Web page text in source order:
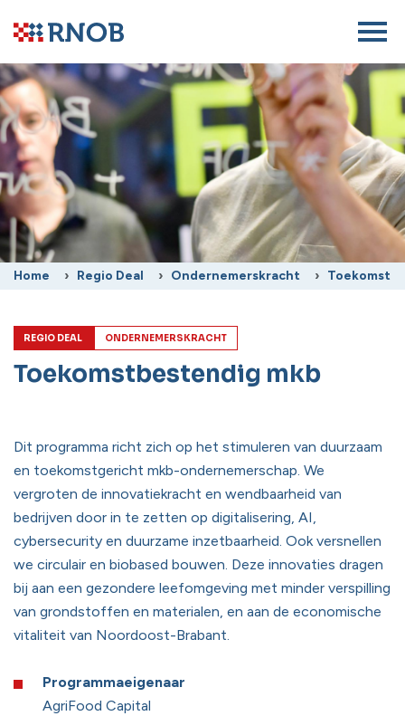
Home Regio Deal Ondernemerskracht
REGIO DEAL ONDERNEMERSKRACHT
Toekomstbestendig mkb
Dit programma richt zich op het stimuleren van duurzaam
en toekomstgericht mkb-ondernemerschap. We
vergroten de innovatiekracht en wendbaarheid van
bedrijven door in te zetten op digitalisering, AI,
cybersecurity en duurzame inzetbaarheid. Ook versnellen
we circulair en biobased bouwen. Deze innovaties dragen
bij aan een gezondere leefomgeving met minder verspilling
van grondstoffen en materialen, en aan de economische
vitaliteit van Noordoost-Brabant.
Programmaeigenaar
AgriFood Capital